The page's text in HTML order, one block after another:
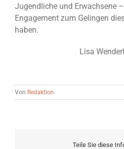
Jugendliche und Erwachsene
Engagement zum Gelingen
haben.
Lisa
Von Redaktion
Teile Sie diese